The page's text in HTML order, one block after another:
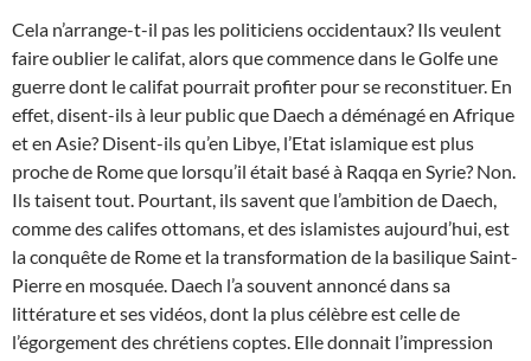
Cela n’arrange-t-il pas les politiciens occidentaux? Ils veulent
faire oublier le califat, alors que commence dans le Golfe une
guerre dont le califat pourrait profiter pour se reconstituer. En
effet, disent-ils à leur public que Daech a déménagé en Afrique
et en Asie? Disent-ils qu’en Libye, l’Etat islamique est plus
proche de Rome que lorsqu’il était basé à Raqqa en Syrie? Non.
Ils taisent tout. Pourtant, ils savent que l’ambition de Daech,
comme des califes ottomans, et des islamistes aujourd’hui, est
la conquête de Rome et la transformation de la basilique Saint-
Pierre en mosquée. Daech l’a souvent annoncé dans sa
littérature et ses vidéos, dont la plus célèbre est celle de
l’égorgement des chrétiens coptes. Elle donnait l’impression